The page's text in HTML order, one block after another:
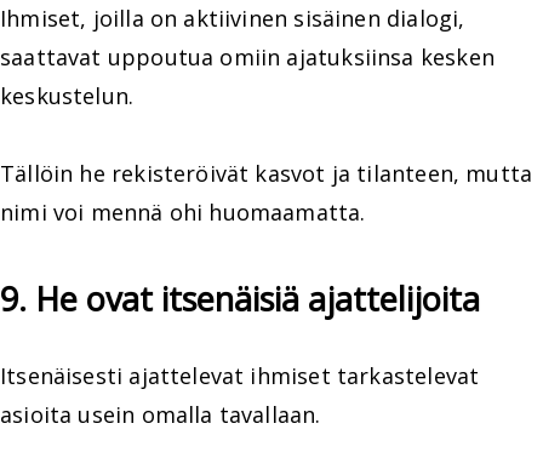
Ihmiset, joilla on aktiivinen sisäinen dialogi,
saattavat uppoutua omiin ajatuksiinsa kesken
keskustelun.
Tällöin he rekisteröivät kasvot ja tilanteen, mutta
nimi voi mennä ohi huomaamatta.
9. He ovat itsenäisiä ajattelijoita
Itsenäisesti ajattelevat ihmiset tarkastelevat
asioita usein omalla tavallaan.